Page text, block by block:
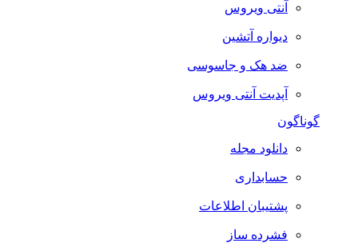
آنتی ویروس
دیواره آتشین
ضد هک و جاسوسی
آپدیت آنتی ویروس
گوناگون
دانلود مجله
حسابداری
پشتیبان اطلاعات
فشرده ساز